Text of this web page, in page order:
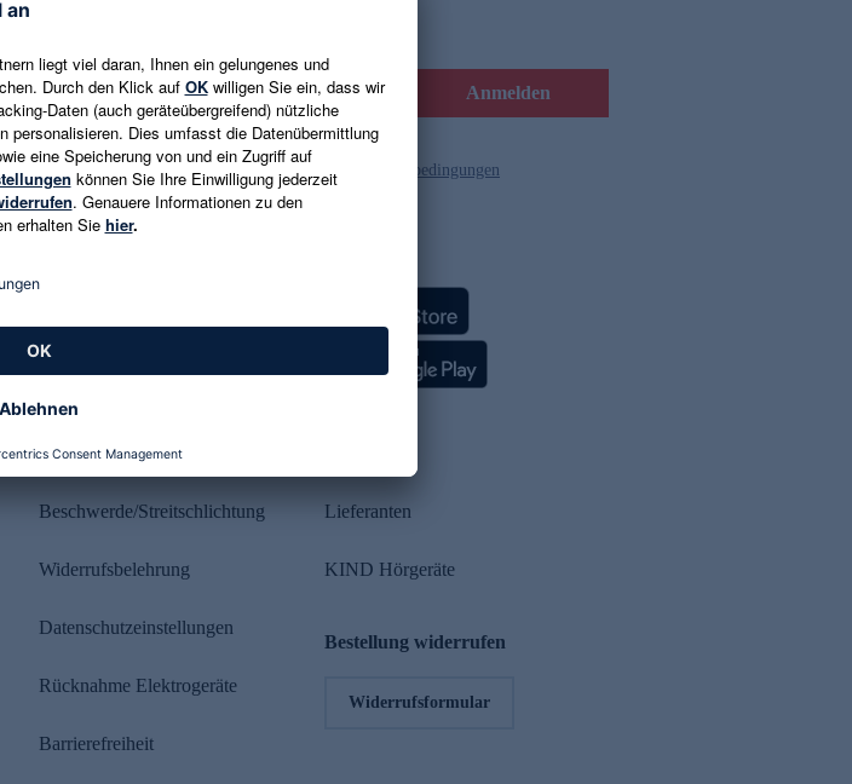
E-Mail-Adresse eingeben Anmelden
Es gelten die Datenschutzrichtlinien und die Gutscheinbedingungen
Rechtliches
Beschwerde/Streitschlichtung
Widerrufsbelehrung
Datenschutzeinstellungen
Rücknahme Elektrogeräte
Barrierefreiheit
Lieferanten
KIND Hörgeräte
Bestellung widerrufen
Widerrufsformular